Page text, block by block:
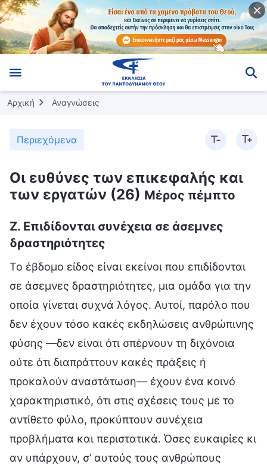
Αρχική Αναγνώσεις
Περιεχόμενα
Οι ευθύνες των επικεφαλής και
των εργατών (26) Μέρος πέμπτο
Ζ. Επιδίδονται συνέχεια σε άσεμνες
δραστηριότητες
Το έβδομο είδος είναι εκείνοι που επιδίδονται
σε άσεμνες δραστηριότητες, μια ομάδα για την
οποία γίνεται συχνά λόγος. Αυτοί, παρόλο που
δεν έχουν τόσο κακές εκδηλώσεις ανθρώπινης
φύσης —δεν είναι ότι σπέρνουν τη διχόνοια
ούτε ότι διαπράττουν κακές πράξεις ή
προκαλούν αναστάτωση— έχουν ένα κοινό
χαρακτηριστικό, ότι στις σχέσεις τους με το
αντίθετο φύλο, προκύπτουν συνέχεια
προβλήματα και περιστατικά. Όσες ευκαιρίες κι
αν υπάρχουν, σ’ αυτούς τους ανθρώπους